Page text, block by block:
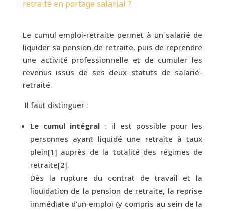
retraité en portage salarial ?
Le cumul emploi-retraite permet à un salarié de
liquider sa pension de retraite, puis de reprendre
une activité professionnelle et de cumuler les
revenus issus de ses deux statuts de salarié-
retraité.
Il faut distinguer :
Le cumul intégral : il est possible pour les
personnes ayant liquidé une retraite à taux
plein[1] auprès de la totalité des régimes de
retraite[2].
Dès la rupture du contrat de travail et la
liquidation de la pension de retraite, la reprise
immédiate d’un emploi (y compris au sein de la